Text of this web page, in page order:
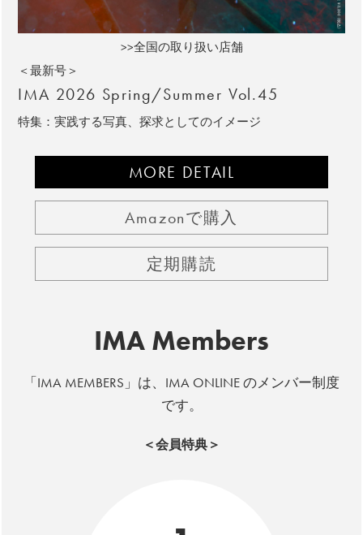
>>全国の取り扱い店舗
＜最新号＞
IMA 2026 Spring/Summer Vol.45
特集：実践する写真、探求としてのイメージ
MORE DETAIL
Amazonで購入
定期購読
IMA Members
「IMA MEMBERS」は、IMA ONLINE のメンバー制度
です。
＜会員特典＞